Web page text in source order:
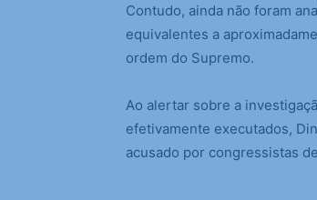
Contudo, ainda não foram
equivalentes a
ordem do Supremo.
Ao alertar sobre a
efetivamente executados,
acusado por congressistas